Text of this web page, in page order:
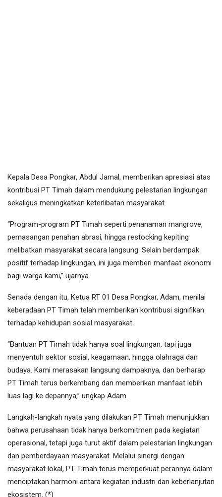
Kepala Desa Pongkar, Abdul Jamal, memberikan apresiasi atas
kontribusi PT Timah dalam mendukung pelestarian lingkungan
sekaligus meningkatkan keterlibatan masyarakat.
“Program-program PT Timah seperti penanaman mangrove,
pemasangan penahan abrasi, hingga restocking kepiting
melibatkan masyarakat secara langsung. Selain berdampak
positif terhadap lingkungan, ini juga memberi manfaat ekonomi
bagi warga kami,” ujarnya.
Senada dengan itu, Ketua RT 01 Desa Pongkar, Adam, menilai
keberadaan PT Timah telah memberikan kontribusi signifikan
terhadap kehidupan sosial masyarakat.
“Bantuan PT Timah tidak hanya soal lingkungan, tapi juga
menyentuh sektor sosial, keagamaan, hingga olahraga dan
budaya. Kami merasakan langsung dampaknya, dan berharap
PT Timah terus berkembang dan memberikan manfaat lebih
luas lagi ke depannya,” ungkap Adam.
Langkah-langkah nyata yang dilakukan PT Timah menunjukkan
bahwa perusahaan tidak hanya berkomitmen pada kegiatan
operasional, tetapi juga turut aktif dalam pelestarian lingkungan
dan pemberdayaan masyarakat. Melalui sinergi dengan
masyarakat lokal, PT Timah terus memperkuat perannya dalam
menciptakan harmoni antara kegiatan industri dan keberlanjutan
ekosistem. (*)